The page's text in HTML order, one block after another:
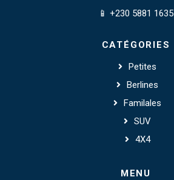
📱 +230 5881 1635
CATÉGORIES
Petites
Berlines
Familales
SUV
4X4
MENU